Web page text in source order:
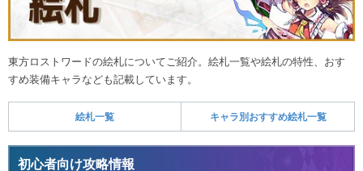
東方ロストワードの絵札についてご紹介。絵札一覧や絵札の特性、おす
すめ装備キャラなども記載しています。
絵札一覧 キャラ別おすすめ絵札一覧
初心者向け攻略情報